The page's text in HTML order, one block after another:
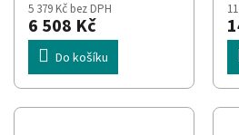
5 379 Kč bez DPH
6 508 Kč
Do košíku